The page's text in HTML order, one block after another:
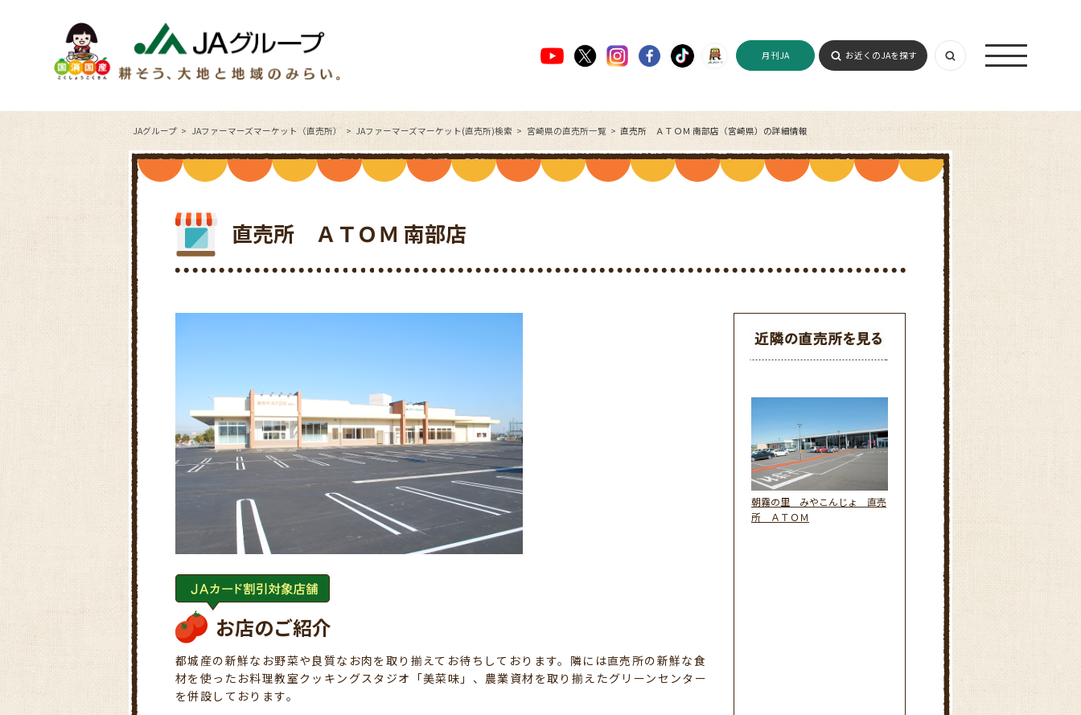
月刊JA お近くのJAを探す
JAグループ JAファーマーズマーケット（直売所） JAファーマーズマーケット(直売所)検索 宮崎県の直売所一覧 直売所 ＡＴＯＭ 南部店（宮崎県）の詳細情報
直売所 ＡＴＯＭ 南部店
お店のご紹介
都城産の新鮮なお野菜や良質なお肉を取り揃えてお待ちしております。隣には直売所の新鮮な食
材を使ったお料理教室クッキングスタジオ「美菜味」、農業資材を取り揃えたグリーンセンター
を併設しております。
朝霧の里 みやこんじょ 直売
所 ＡＴＯＭ